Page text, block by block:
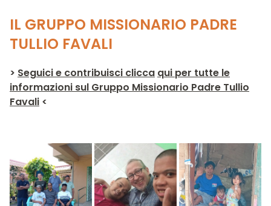
IL GRUPPO MISSIONARIO PADRE
TULLIO FAVALI
> Seguici e contribuisci clicca qui per tutte le
informazioni sul Gruppo Missionario Padre Tullio
Favali <